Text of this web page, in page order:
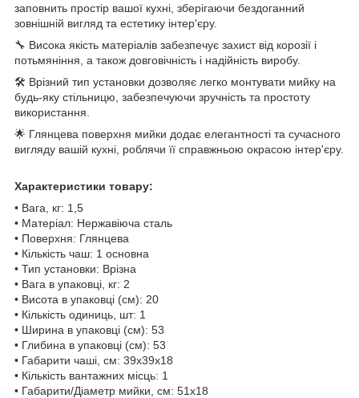
заповнить простір вашої кухні, зберігаючи бездоганний
зовнішній вигляд та естетику інтер'єру.
🔧 Висока якість матеріалів забезпечує захист від корозії і
потьмяніння, а також довговічність і надійність виробу.
🛠️ Врізний тип установки дозволяє легко монтувати мийку на
будь-яку стільницю, забезпечуючи зручність та простоту
використання.
🌟 Глянцева поверхня мийки додає елегантності та сучасного
вигляду вашій кухні, роблячи її справжньою окрасою інтер'єру.
Характеристики товару:
• Вага, кг: 1,5
• Матеріал: Нержавіюча сталь
• Поверхня: Глянцева
• Кількість чаш: 1 основна
• Тип установки: Врізна
• Вага в упаковці, кг: 2
• Висота в упаковці (см): 20
• Кількість одиниць, шт: 1
• Ширина в упаковці (см): 53
• Глибина в упаковці (см): 53
• Габарити чаші, см: 39х39х18
• Кількість вантажних місць: 1
• Габарити/Діаметр мийки, см: 51х18